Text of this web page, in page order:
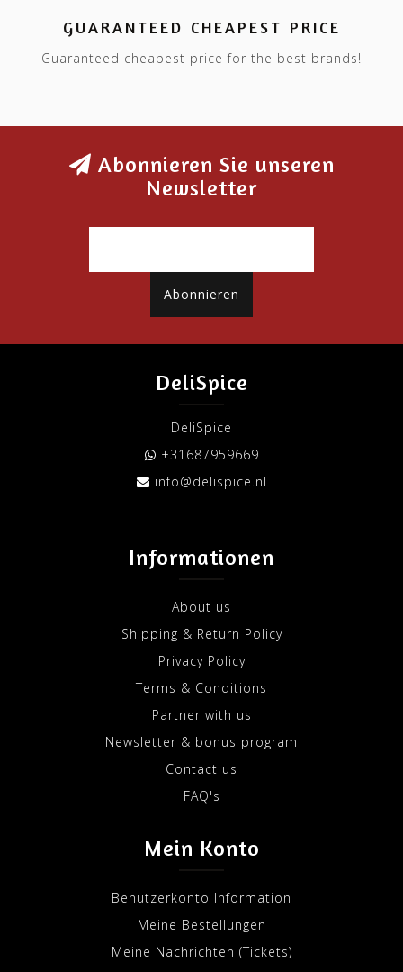
GUARANTEED CHEAPEST PRICE
Guaranteed cheapest price for the best brands!
Abonnieren Sie unseren
Newsletter
Abonnieren
DeliSpice
DeliSpice
+31687959669
info@delispice.nl
Informationen
About us
Shipping & Return Policy
Privacy Policy
Terms & Conditions
Partner with us
Newsletter & bonus program
Contact us
FAQ's
Mein Konto
Benutzerkonto Information
Meine Bestellungen
Meine Nachrichten (Tickets)